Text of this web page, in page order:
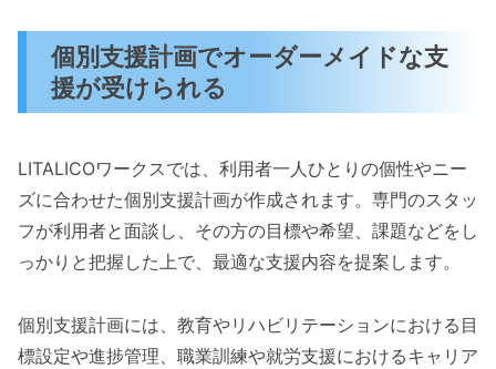
個別支援計画でオーダーメイドな支
援が受けられる
LITALICOワークスでは、利用者一人ひとりの個性やニー
ズに合わせた個別支援計画が作成されます。専門のスタッ
フが利用者と面談し、その方の目標や希望、課題などをし
っかりと把握した上で、最適な支援内容を提案します。
個別支援計画には、教育やリハビリテーションにおける目
標設定や進捗管理、職業訓練や就労支援におけるキャリア